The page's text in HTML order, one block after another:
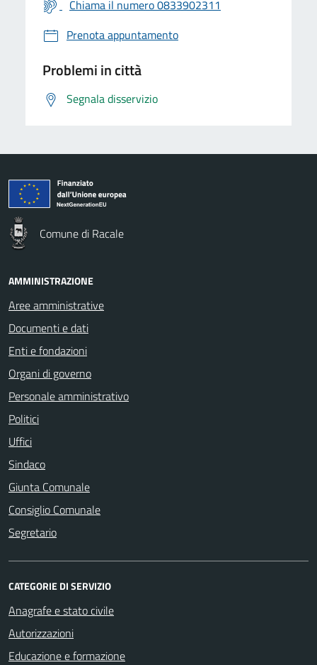
Chiama il numero 0833902311
Prenota appuntamento
Problemi in città
Segnala disservizio
Comune di Racale
AMMINISTRAZIONE
Aree amministrative
Documenti e dati
Enti e fondazioni
Organi di governo
Personale amministrativo
Politici
Uffici
Sindaco
Giunta Comunale
Consiglio Comunale
Segretario
CATEGORIE DI SERVIZIO
Anagrafe e stato civile
Autorizzazioni
Educazione e formazione